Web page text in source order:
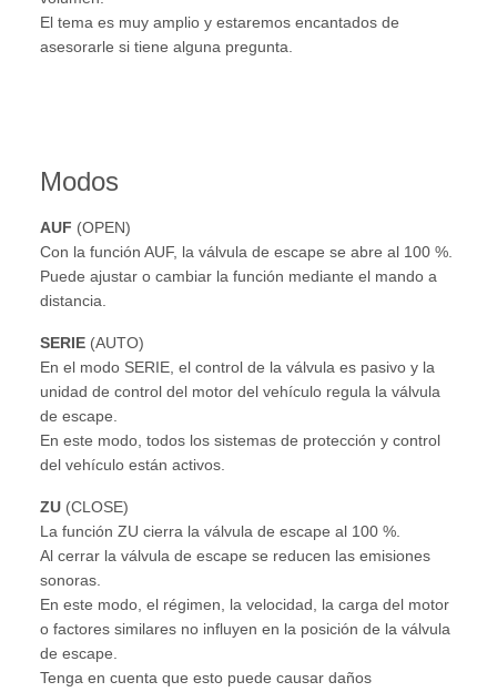
El tema es muy amplio y estaremos encantados de
asesorarle si tiene alguna pregunta.
Modos
AUF (OPEN)
Con la función AUF, la válvula de escape se abre al 100 %.
Puede ajustar o cambiar la función mediante el mando a
distancia.
SERIE (AUTO)
En el modo SERIE, el control de la válvula es pasivo y la
unidad de control del motor del vehículo regula la válvula
de escape.
En este modo, todos los sistemas de protección y control
del vehículo están activos.
ZU (CLOSE)
La función ZU cierra la válvula de escape al 100 %.
Al cerrar la válvula de escape se reducen las emisiones
sonoras.
En este modo, el régimen, la velocidad, la carga del motor
o factores similares no influyen en la posición de la válvula
de escape.
Tenga en cuenta que esto puede causar daños